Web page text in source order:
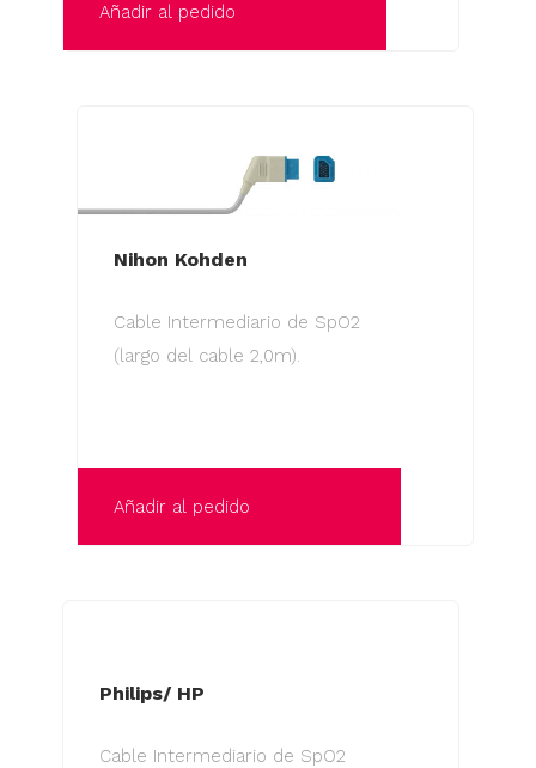
Añadir al pedido
Nihon Kohden
Cable Intermediario de SpO2
(largo del cable 2,0m).
Añadir al pedido
Philips/ HP
Cable Intermediario de SpO2